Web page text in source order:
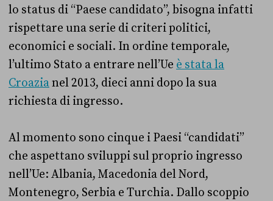
lo status di “Paese candidato”, bisogna infatti
rispettare una serie di criteri politici,
economici e sociali. In ordine temporale,
l’ultimo Stato a entrare nell’Ue è stata la
Croazianel 2013, dieci anni dopo la sua
richiesta di ingresso.
Al momento sono cinque i Paesi “candidati”
che aspettano sviluppi sul proprio ingresso
nell’Ue: Albania, Macedonia del Nord,
Montenegro, Serbia e Turchia. Dallo scoppio